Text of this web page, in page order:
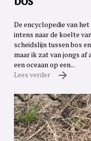
De encyclopedie van
intens naar de koelte
scheidslijn tussen bos
maar ik zat van jongs af
een oceaan op een...
Lees verder